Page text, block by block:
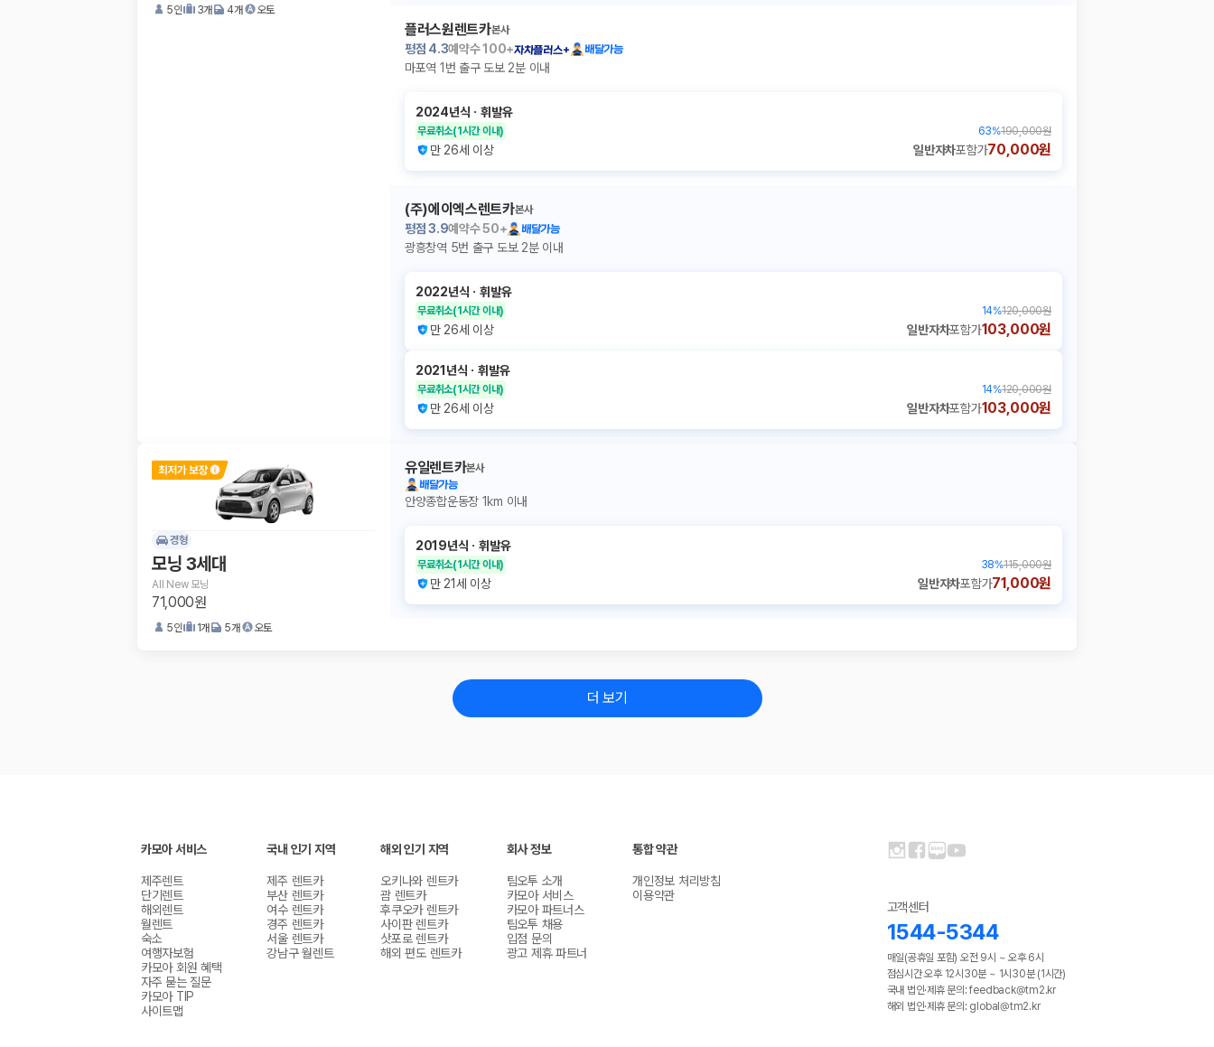
5인 3개 4개 오토
플러스원렌트카본사
평점 4.3예약수100+자차플러스+ 배달가능
마포역 1번 출구 도보 2분 이내
2024년식 ㆍ휘발유
무료취소(1시간 이내) 63%190,000원
만 26세 이상 일반자차포함가70,000원
(주)에이엑스렌트카본사
평점3.9예약수50+ 배달가능
광흥창역 5번 출구 도보 2분 이내
2022년식 ㆍ휘발유
무료취소(1시간 이내) 14%120,000원
만 26세 이상 일반자차포함가103,000원
2021년식 ㆍ휘발유
무료취소(1시간 이내) 14%120,000원
만 26세 이상 일반자차포함가103,000원
경형
모닝 3세대
All New 모닝
71,000원
5인 1개 5개 오토
유일렌트카본사
배달가능
안양종합운동장 1km 이내
2019년식 ㆍ휘발유
무료취소(1시간 이내) 38%115,000원
만 21세 이상 일반자차포함가71,000원
더 보기
카모아 서비스
제주렌트
단기렌트
해외렌트
월렌트
숙소
여행자보험
카모아 회원 혜택
자주 묻는 질문
카모아 TIP
사이트맵
국내 인기 지역
제주 렌트카
부산 렌트카
여수 렌트카
경주 렌트카
서울 렌트카
강남구 월렌트
해외 인기 지역
오키나와 렌트카
괌 렌트카
후쿠오카 렌트카
사이판 렌트카
삿포로 렌트카
해외 편도 렌트카
회사 정보
팀오투 소개
카모아 서비스
카모아 파트너스
팀오투 채용
입점 문의
광고 제휴 파트너
통합 약관
개인정보 처리방침
이용약관
고객센터
1544-5344
매일(공휴일 포함) 오전 9시 ~ 오후 6시
점심시간 오후 12시30분 ~ 1시30분 (1시간)
국내 법인·제휴 문의: feedback@tm2.kr
해외 법인·제휴 문의: global@tm2.kr